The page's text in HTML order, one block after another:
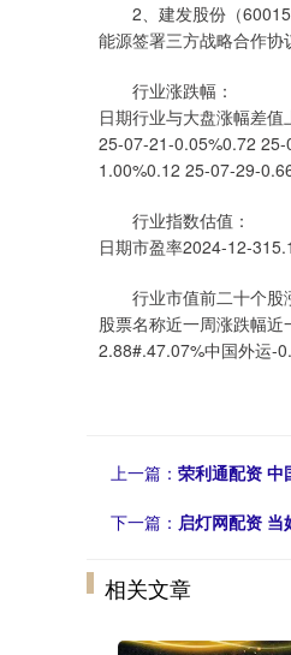
2、建发股份（600153
能源签署三方战略合作协
行业涨跌幅：
日期行业与大盘涨幅差
25-07-21-0.05%0.72
1.00%0.12 25-07-29-
行业指数估值：
日期市盈率2024-12-
行业市值前二十个股
股票名称近一周涨跌幅
2.88#.47.07%中国外运-
上一篇： 荣利通配资 中
下一篇： 启灯网配资 当
相关文章